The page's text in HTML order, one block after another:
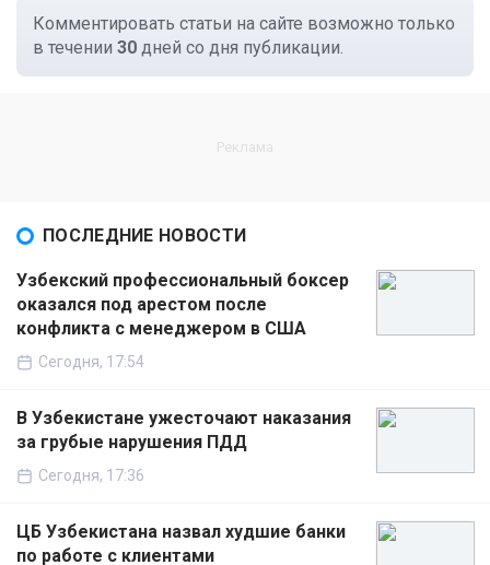
Комментировать статьи на сайте возможно только
в течении 30 дней со дня публикации.
ПОСЛЕДНИЕ НОВОСТИ
Узбекский профессиональный боксер
оказался под арестом после
конфликта с менеджером в США
Сегодня, 17:54
В Узбекистане ужесточают наказания
за грубые нарушения ПДД
Сегодня, 17:36
ЦБ Узбекистана назвал худшие банки
по работе с клиентами